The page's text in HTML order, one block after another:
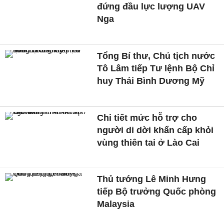
đứng đầu lực lượng UAV
Nga
Tổng Bí thư, Chủ tịch nước
Tô Lâm tiếp Tư lệnh Bộ Chỉ
huy Thái Bình Dương Mỹ
Chi tiết mức hỗ trợ cho
người di dời khẩn cấp khỏi
vùng thiên tai ở Lào Cai
Thủ tướng Lê Minh Hưng
tiếp Bộ trưởng Quốc phòng
Malaysia